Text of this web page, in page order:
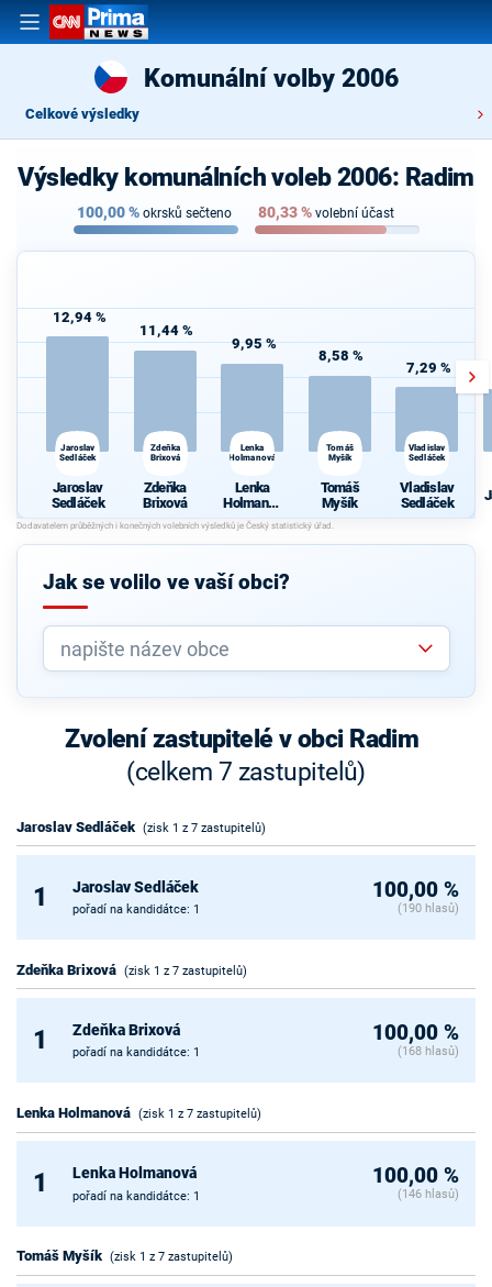
Komunální volby 2006
Celkové výsledky
Výsledky komunálních voleb 2006: Radim
100,00% okrsků sečteno 80,33% volební účast
12,94 %
Jaroslav
Sedláček
Jaroslav
Sedláček
11,44 %
Zdeňka
Brixová
Zdeňka
Brixová
9,95 %
Lenka
Holmanová
Lenka
Holmanov
á
8,58 %
Tomáš
Myšík
Tomáš
Myšík
7,29 %
Vladislav
Sedláček
Vladislav
Sedláček
Jak se volilo ve vaší obci?
Zvolení zastupitelé v obci Radim
(celkem 7 zastupitelů)
Jaroslav Sedláček (zisk 1 z 7 zastupitelů)
1 Jaroslav Sedláček
pořadí na kandidátce: 1
100,00 %
(190 hlasů)
Zdeňka Brixová (zisk 1 z 7 zastupitelů)
1 Zdeňka Brixová
pořadí na kandidátce: 1
100,00 %
(168 hlasů)
Lenka Holmanová (zisk 1 z 7 zastupitelů)
1 Lenka Holmanová
pořadí na kandidátce: 1
100,00 %
(146 hlasů)
Tomáš Myšík (zisk 1 z 7 zastupitelů)